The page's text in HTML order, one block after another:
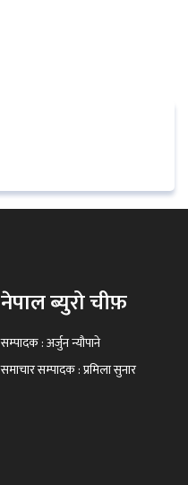
नेपाल ब्युरो चीफ़
सम्पादक : अर्जुन न्यौपाने
समाचार सम्पादक : प्रमिला सुनार